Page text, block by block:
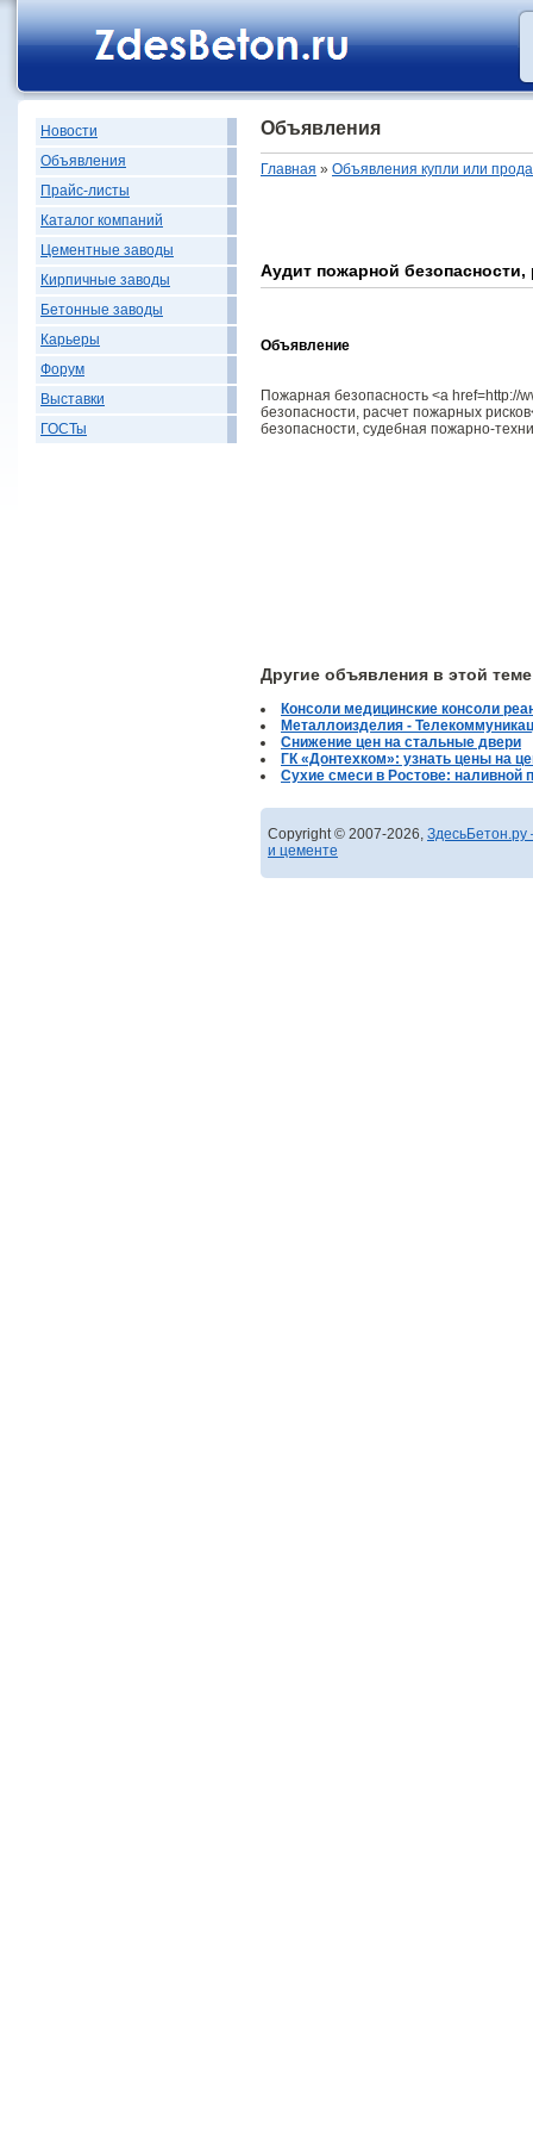
Новости
Объявления
Прайс-листы
Каталог компаний
Цементные заводы
Кирпичные заводы
Бетонные заводы
Карьеры
Форум
Выставки
ГОСТы
Объявления
Главная » Объявления купли или
Аудит пожарной
Объявление
Пожарная безопасность <a href=http://
безопасности, расчет пожарных
безопасности, судебная пожарно-
Другие объявления в этой теме
Консоли медицинские консоли
Металлоизделия -
Снижение цен на стальные двери
ГК «Донтехком»: узнать цены на
Сухие смеси в Ростове: наливной
Copyright © 2007-2026,
и цементе